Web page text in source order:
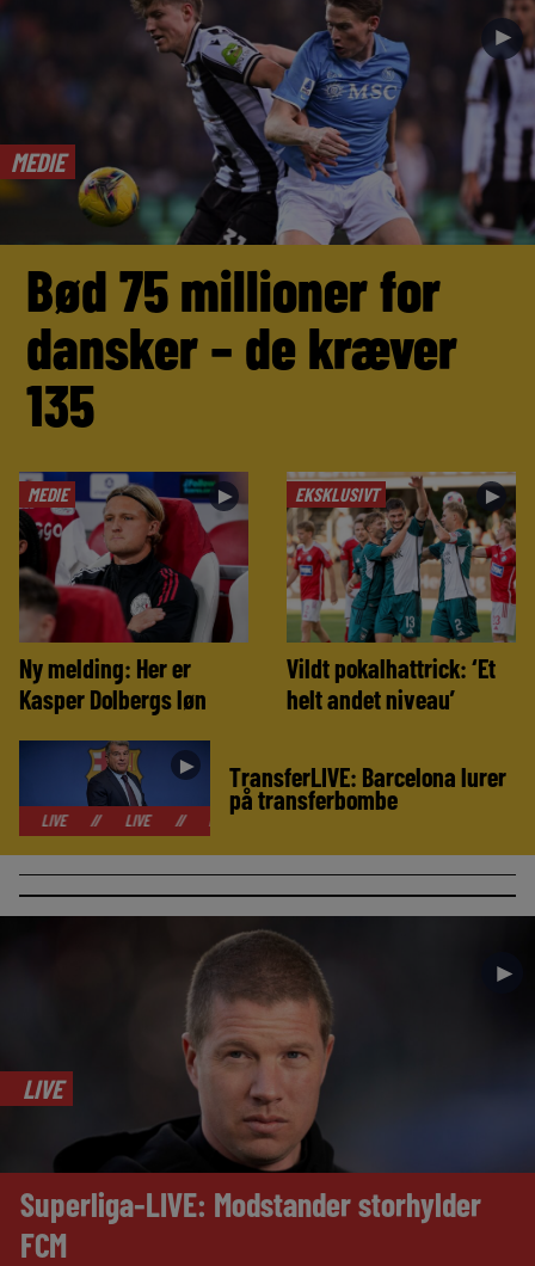
MEDIE
►
Bød 75 millioner for
dansker – de kræver
135
MEDIE ►
Ny melding: Her er
Kasper Dolbergs løn
EKSKLUSIVT ►
Vildt pokalhattrick: ‘Et
helt andet niveau’
►
LIVE LIVE LIVE
TransferLIVE: Barcelona lurer
på transferbombe
►
LIVE
Superliga-LIVE: Modstander storhylder
FCM